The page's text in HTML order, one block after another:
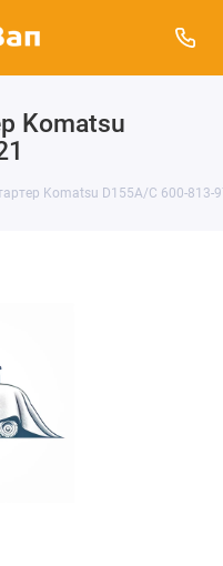
Komatsu
Komatsu D155A/C 600-813-